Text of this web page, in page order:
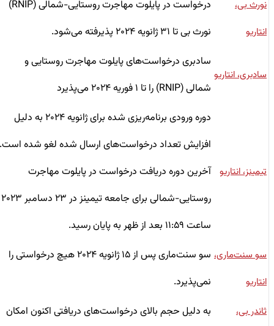
نورث بی،
انتاریو
درخواست‌ در پایلوت مهاجرت روستایی-شمالی (RNIP)
نورث بی تا ۳۱ ژانویه ۲۰۲۴ پذیرفته می‌شود.
سادبری، انتاریو
سادبری درخواست‌های پایلوت مهاجرت روستایی و
شمالی (RNIP) را تا ۱ فوریه ۲۰۲۴ می‌پذیرد
تیمینز، انتاریو
دوره ورودی برنامه‌ریزی شده برای ژانویه ۲۰۲۴ به دلیل
افزایش تعداد درخواست‌های ارسال شده لغو شده است.
آخرین دوره دریافت درخواست در پایلوت مهاجرت
روستایی-شمالی برای جامعه تیمینز در ۲۳ دسامبر ۲۰۲۳
ساعت ۱۱:۵۹ بعد از ظهر به پایان رسید.
سو سنت‌ماری،
انتاریو
سو سنت‌ماری پس از ۱۵ ژانویه ۲۰۲۴ هیچ درخواستی را
نمی‌پذیرد.
ثاندر بی،
به دلیل حجم بالای درخواست‌های دریافتی اکنون امکان